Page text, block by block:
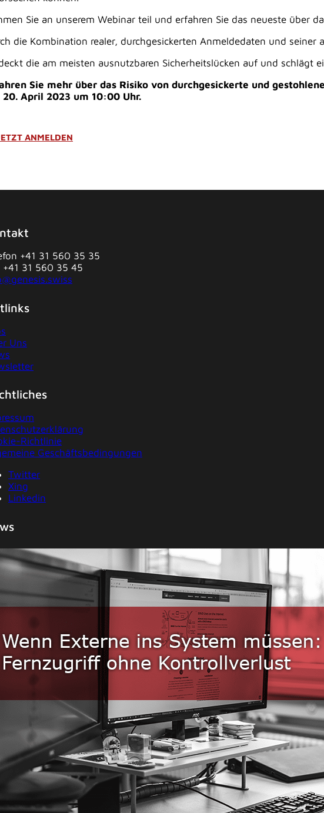
Sie an unserem Webinar teil und erfahren Sie das neueste über
die Kombination realer, durchgesickerten Anmeldedaten und
die am meisten ausnutzbaren Sicherheitslücken auf und schlägt
Sie mehr über das Risiko von durchgesickerte und
20. April 2023 um 10:00 Uhr.
ANMELDEN
+41 31 560 35 35
+41 31 560 35 45
Uns
Richtlinie
Geschäftsbedingungen
Twitter
Xing
Linkedin